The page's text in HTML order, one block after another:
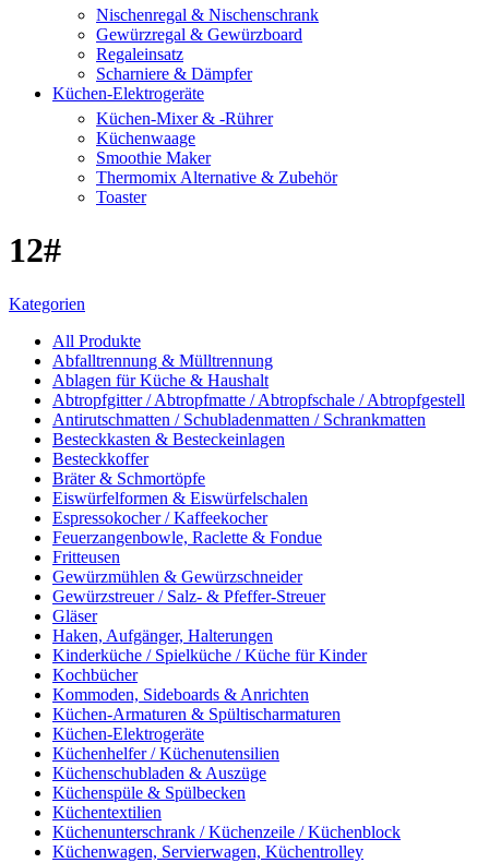
Nischenregal & Nischenschrank
Gewürzregal & Gewürzboard
Regaleinsatz
Scharniere & Dämpfer
Küchen-Elektrogeräte
Küchen-Mixer & -Rührer
Küchenwaage
Smoothie Maker
Thermomix Alternative & Zubehör
Toaster
12#
Kategorien
All Produkte
Abfalltrennung & Mülltrennung
Ablagen für Küche & Haushalt
Abtropfgitter / Abtropfmatte / Abtropfschale / Abtropfgestell
Antirutschmatten / Schubladenmatten / Schrankmatten
Besteckkasten & Besteckeinlagen
Besteckkoffer
Bräter & Schmortöpfe
Eiswürfelformen & Eiswürfelschalen
Espressokocher / Kaffeekocher
Feuerzangenbowle, Raclette & Fondue
Fritteusen
Gewürzmühlen & Gewürzschneider
Gewürzstreuer / Salz- & Pfeffer-Streuer
Gläser
Haken, Aufgänger, Halterungen
Kinderküche / Spielküche / Küche für Kinder
Kochbücher
Kommoden, Sideboards & Anrichten
Küchen-Armaturen & Spültischarmaturen
Küchen-Elektrogeräte
Küchenhelfer / Küchenutensilien
Küchenschubladen & Auszüge
Küchenspüle & Spülbecken
Küchentextilien
Küchenunterschrank / Küchenzeile / Küchenblock
Küchenwagen, Servierwagen, Küchentrolley